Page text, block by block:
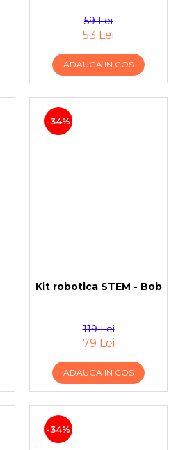
59 Lei
53 Lei
ADAUGA IN COS
-34%
Kit robotica STEM - Bob
119 Lei
79 Lei
ADAUGA IN COS
-34%